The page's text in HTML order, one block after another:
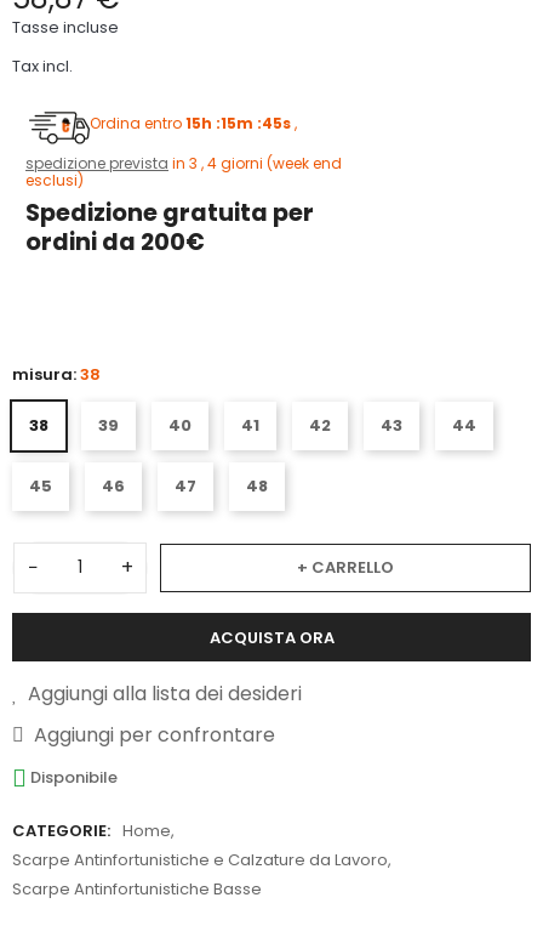
Tasse incluse
Tax incl.
Ordina entro15h :15m :44s,
spedizione prevista in 3 , 4 giorni (week end
esclusi)
Spedizione gratuita per
ordini da 200€
misura:38
38 39 40 41 42 43 44
45 46 47 48
− + + CARRELLO
ACQUISTA ORA
Aggiungi alla lista dei desideri
Aggiungi per confrontare
Disponibile
CATEGORIE: Home,
Scarpe Antinfortunistiche e Calzature da Lavoro,
Scarpe Antinfortunistiche Basse